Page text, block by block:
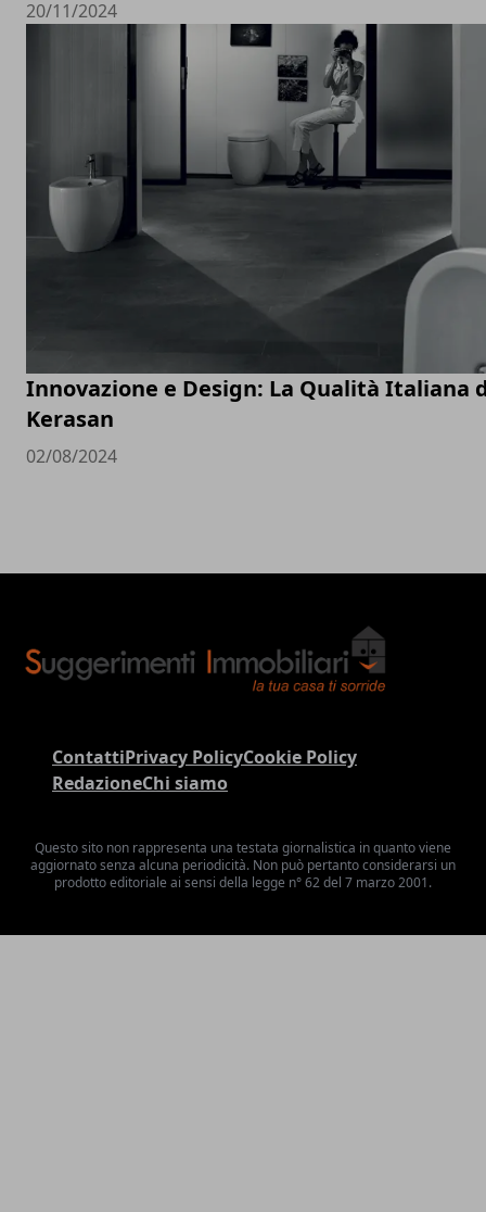
20/11/2024
Innovazione e Design: La Qualità Italiana
Kerasan
02/08/2024
ContattiPrivacy PolicyCookie Policy
RedazioneChi siamo
Questo sito non rappresenta una testata giornalistica in quanto viene
aggiornato senza alcuna periodicità. Non può pertanto considerarsi un
prodotto editoriale ai sensi della legge n° 62 del 7 marzo 2001.